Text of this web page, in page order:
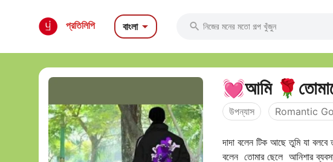
প্রতিলিপি বাংলা 
💓আমি
উপন্যাস Romantic
দাদা বলেন টিক আছে তুমি যা
বলেন তোমার ছেলে আনিশার